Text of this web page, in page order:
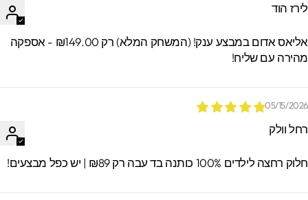
הוד
אליאס אדום במבצע ענק! (המשחק המלא) רק ₪149.00 - אספקה
עם שליח!
05/15/
וולק
רחצה לילדים 100% כותנה בד עבה רק ₪89 | יש כפל מבצעים!